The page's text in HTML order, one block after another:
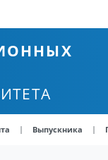
| Выпускника |